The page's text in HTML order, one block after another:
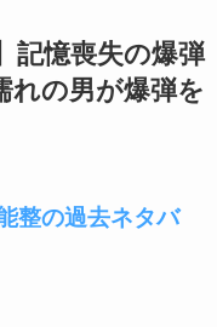
記憶喪失の爆弾
の男が爆弾を
整の過去ネタバ